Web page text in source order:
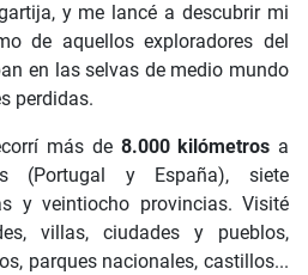
y me lancé a descubrir mi
de aquellos exploradores del
en las selvas de medio mundo
perdidas.
más de 8.000 kilómetros a
(Portugal y España), siete
y veintiocho provincias. Visité
villas, ciudades y pueblos,
parques nacionales, castillos...